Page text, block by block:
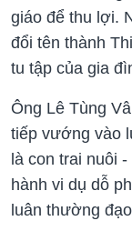
giáo để thu lợi.
đổi tên thành
tu tập của gia
Ông Lê Tùng
tiếp vướng vào
là con trai nuôi
hành vi dụ dỗ
luân thường